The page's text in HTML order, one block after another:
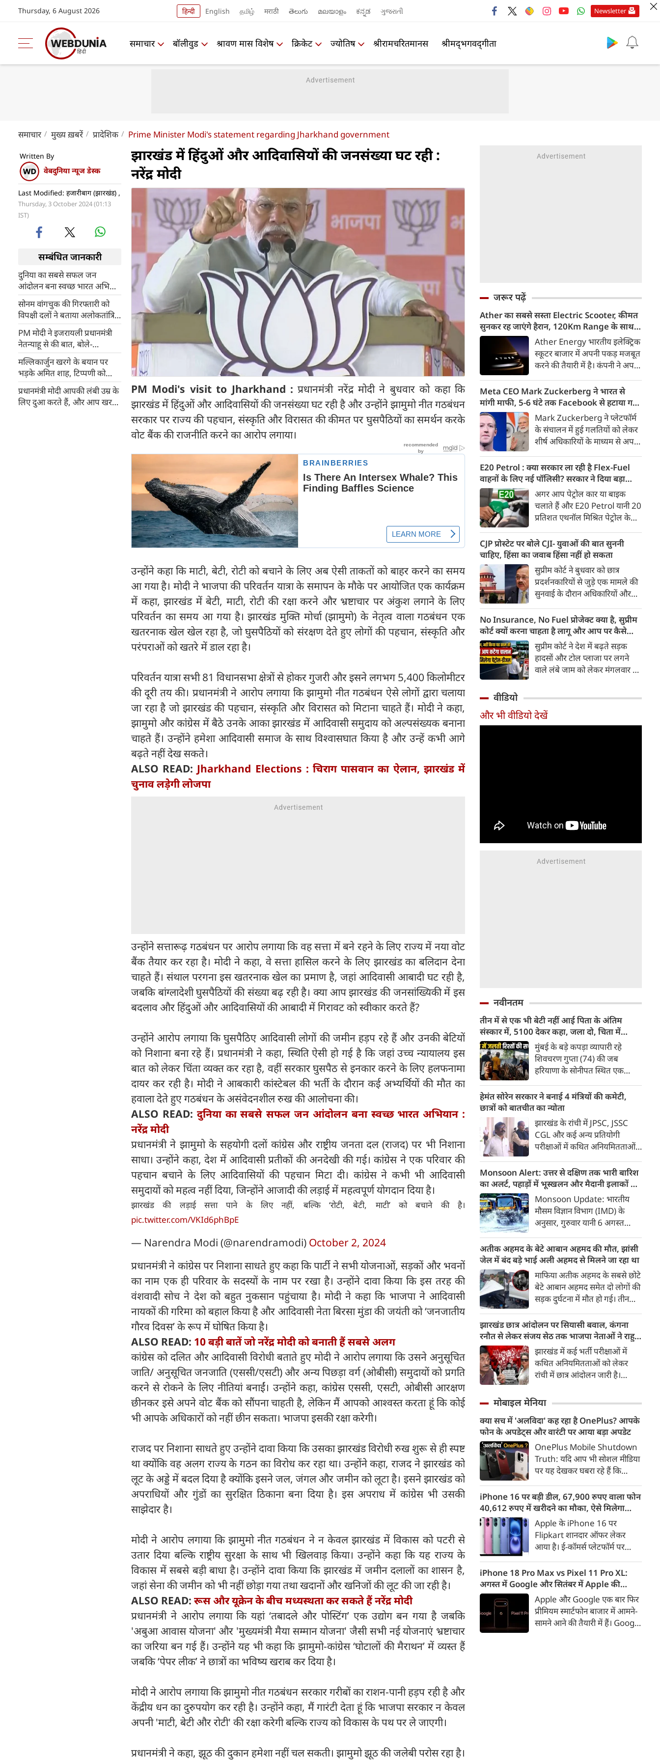
Thursday, 6 August 2026 हिन्दी English தமிழ் मराठी తెలుగు മലയാളം ಕನ್ನಡ ગુજરાતી Newsletter
समाचार बॉलीवुड श्रावण मास विशेष क्रिकेट ज्योतिष श्रीरामचरितमानस श्रीमद्‍भगवद्‍गीता
समाचार मुख्य ख़बरें प्रादेशिक Prime Minister Modi's statement regarding Jharkhand government
Written By
वेबदुनिया न्यूज डेस्क
Last Modified: हजारीबाग (झारखंड) ,
Thursday, 3 October 2024 (01:13
IST)
सम्बंधित जानकारी
दुनिया का सबसे सफल जन
आंदोलन बना स्वच्छ भारत अभियान
: नरेंद्र मोदी
सोनम वांगचुक की गिरफ्तारी को
विपक्षी दलों ने बताया अलोकतांत्रिक
व कायरतापूर्ण कार्रवाई
PM मोदी ने इजरायली प्रधानमंत्री
नेतन्याहू से की बात, बोले-
आतंकवाद का हमारी दुनिया में कोई
स्थान नहीं
मल्लिकार्जुन खरगे के बयान पर
भड़के अमित शाह, टिप्‍पणी को
बताया अत्यंत खराब और
अपमानजनक
प्रधानमंत्री मोदी आपकी लंबी उम्र के
लिए दुआ करते हैं, और आप खरगे
झारखंड में हिंदुओं और आदिवासियों की जनसंख्या घट रही :
नरेंद्र मोदी
PM Modi's visit to Jharkhand : प्रधानमंत्री नरेंद्र मोदी ने बुधवार को कहा कि
झारखंड में हिंदुओं और आदिवासियों की जनसंख्या घट रही है और उन्होंने झामुमो नीत गठबंधन
सरकार पर राज्य की पहचान, संस्कृति और विरासत की कीमत पर घुसपैठियों का समर्थन करके
वोट बैंक की राजनीति करने का आरोप लगाया।
उन्होंने कहा कि माटी, बेटी, रोटी को बचाने के लिए अब ऐसी ताकतों को बाहर करने का समय
आ गया है। मोदी ने भाजपा की परिवर्तन यात्रा के समापन के मौके पर आयोजित एक कार्यक्रम
में कहा, झारखंड में बेटी, माटी, रोटी की रक्षा करने और भ्रष्टाचार पर अंकुश लगाने के लिए
परिवर्तन का समय आ गया है। झारखंड मुक्ति मोर्चा (झामुमो) के नेतृत्व वाला गठबंधन एक
खतरनाक खेल खेल रहा है, जो घुसपैठियों को संरक्षण देते हुए लोगों की पहचान, संस्कृति और
परंपराओं को खतरे में डाल रहा है।
परिवर्तन यात्रा सभी 81 विधानसभा क्षेत्रों से होकर गुजरी और इसने लगभग 5,400 किलोमीटर
की दूरी तय की। प्रधानमंत्री ने आरोप लगाया कि झामुमो नीत गठबंधन ऐसे लोगों द्वारा चलाया
जा रहा है जो झारखंड की पहचान, संस्कृति और विरासत को मिटाना चाहते हैं। मोदी ने कहा,
झामुमो और कांग्रेस में बैठे उनके आका झारखंड में आदिवासी समुदाय को अल्पसंख्यक बनाना
चाहते हैं। उन्होंने हमेशा आदिवासी समाज के साथ विश्वासघात किया है और उन्हें कभी आगे
बढ़ते नहीं देख सकते।
ALSO READ: Jharkhand Elections : चिराग पासवान का ऐलान, झारखंड में
चुनाव लड़ेगी लोजपा
उन्होंने सत्तारूढ़ गठबंधन पर आरोप लगाया कि वह सत्ता में बने रहने के लिए राज्य में नया वोट
बैंक तैयार कर रहा है। मोदी ने कहा, वे सत्ता हासिल करने के लिए झारखंड का बलिदान देना
चाहते हैं। संथाल परगना इस खतरनाक खेल का प्रमाण है, जहां आदिवासी आबादी घट रही है,
जबकि बांग्लादेशी घुसपैठियों की संख्या बढ़ रही है। क्या आप झारखंड की जनसांख्यिकी में इस
बदलाव और हिंदुओं और आदिवासियों की आबादी में गिरावट को स्वीकार करते हैं?
उन्होंने आरोप लगाया कि घुसपैठिए आदिवासी लोगों की जमीन हड़प रहे हैं और उनकी बेटियों
को निशाना बना रहे हैं। प्रधानमंत्री ने कहा, स्थिति ऐसी हो गई है कि जहां उच्च न्यायालय इस
बात को लेकर चिंता व्यक्त कर रहा है, वहीं सरकार घुसपैठ से इनकार करने के लिए हलफनामा
दायर कर रही है। मोदी ने आबकारी कांस्टेबल की भर्ती के दौरान कई अभ्यर्थियों की मौत का
हवाला देते हुए गठबंधन के असंवेदनशील रुख की आलोचना की।
ALSO READ: दुनिया का सबसे सफल जन आंदोलन बना स्वच्छ भारत अभियान :
नरेंद्र मोदी
प्रधानमंत्री ने झामुमो के सहयोगी दलों कांग्रेस और राष्ट्रीय जनता दल (राजद) पर भी निशाना
साधा। उन्होंने कहा, देश में आदिवासी प्रतीकों की अनदेखी की गई। कांग्रेस ने एक परिवार की
पहचान बचाने के लिए आदिवासियों की पहचान मिटा दी। कांग्रेस ने कभी भी आदिवासी
समुदायों को महत्व नहीं दिया, जिन्होंने आजादी की लड़ाई में महत्वपूर्ण योगदान दिया है।
झारखंड की लड़ाई सत्ता पाने के लिए नहीं, बल्कि ‘रोटी, बेटी, माटी’ को बचाने की है।
pic.twitter.com/VKId6phBpE
— Narendra Modi (@narendramodi) October 2, 2024
प्रधानमंत्री ने कांग्रेस पर निशाना साधते हुए कहा कि पार्टी ने सभी योजनाओं, सड़कों और भवनों
का नाम एक ही परिवार के सदस्यों के नाम पर रखा है। उन्होंने दावा किया कि इस तरह की
वंशवादी सोच ने देश को बहुत नुकसान पहुंचाया है। मोदी ने कहा कि भाजपा ने आदिवासी
नायकों की गरिमा को बहाल किया है और आदिवासी नेता बिरसा मुंडा की जयंती को ‘जनजातीय
गौरव दिवस’ के रूप में घोषित किया है।
ALSO READ: 10 बड़ी बातें जो नरेंद्र मोदी को बनाती हैं सबसे अलग
कांग्रेस को दलित और आदिवासी विरोधी बताते हुए मोदी ने आरोप लगाया कि उसने अनुसूचित
जाति/ अनुसूचित जनजाति (एससी/एसटी) और अन्य पिछड़ा वर्ग (ओबीसी) समुदायों को प्रगति
करने से रोकने के लिए नीतियां बनाईं। उन्होंने कहा, कांग्रेस एससी, एसटी, ओबीसी आरक्षण
छीनकर इसे अपने वोट बैंक को सौंपना चाहती है, लेकिन मैं आपको आश्वस्त करता हूं कि कोई
भी आपके अधिकारों को नहीं छीन सकता। भाजपा इसकी रक्षा करेगी।
राजद पर निशाना साधते हुए उन्होंने दावा किया कि उसका झारखंड विरोधी रुख शुरू से ही स्पष्ट
था क्योंकि वह अलग राज्य के गठन का विरोध कर रहा था। उन्होंने कहा, राजद ने झारखंड को
लूट के अड्डे में बदल दिया है क्योंकि इसने जल, जंगल और जमीन को लूटा है। इसने झारखंड को
अपराधियों और गुंडों का सुरक्षित ठिकाना बना दिया है। इस अपराध में कांग्रेस भी उसकी
साझेदार है।
मोदी ने आरोप लगाया कि झामुमो नीत गठबंधन ने न केवल झारखंड में विकास को पटरी से
उतार दिया बल्कि राष्ट्रीय सुरक्षा के साथ भी खिलवाड़ किया। उन्होंने कहा कि यह राज्य के
विकास में सबसे बड़ी बाधा है। उन्होंने दावा किया कि झारखंड में जमीन दलालों का शासन है,
जहां सेना की जमीन को भी नहीं छोड़ा गया तथा खदानों और खनिजों की लूट की जा रही है।
ALSO READ: रूस और यूक्रेन के बीच मध्‍यस्थता कर सकते हैं नरेंद्र मोदी
प्रधानमंत्री ने आरोप लगाया कि यहां ‘तबादले और पोस्टिंग’ एक उद्योग बन गया है जबकि
'अबुआ आवास योजना' और 'मुख्यमंत्री मैया सम्मान योजना' जैसी सभी नई योजनाएं भ्रष्टाचार
का जरिया बन गई हैं। उन्होंने यह भी कहा कि झामुमो-कांग्रेस ‘घोटालों की मैराथन’ में व्यस्त हैं
जबकि ‘पेपर लीक’ ने छात्रों का भविष्य खराब कर दिया है।
मोदी ने आरोप लगाया कि झामुमो नीत गठबंधन सरकार गरीबों का राशन-पानी हड़प रही है और
केंद्रीय धन का दुरुपयोग कर रही है। उन्होंने कहा, मैं गारंटी देता हूं कि भाजपा सरकार न केवल
अपनी 'माटी, बेटी और रोटी' की रक्षा करेगी बल्कि राज्य को विकास के पथ पर ले जाएगी।
प्रधानमंत्री ने कहा, झूठ की दुकान हमेशा नहीं चल सकती। झामुमो झूठ की जलेबी परोस रहा है।
जरूर पढ़ें
Ather का सबसे सस्ता Electric Scooter, कीमत
सुनकर रह जाएंगे हैरान, 120Km Range के साथ
आएगा Konarc Ather Energy भारतीय इलेक्ट्रिक
स्कूटर बाजार में अपनी पकड़ मजबूत
करने की तैयारी में है। कंपनी ने अपने
इलेक्ट्रिक स्कूटर का पहला वीडियो
टीजर जारी कर दिया है। इस नए
इलेक्ट्रिक स्कूटर का नाम Ather
Konarc बताया गया है। कंपनी इसे
29 अगस्त 2026 को होने वाले
Ather Annual Community
Day के दौरान भारतीय बाजार में पेश
करेगी।
Meta CEO Mark Zuckerberg ने भारत से
मांगी माफी, 5-6 घंटे तक Facebook से हटाया गया
था PM Modi का वीडियोMark Zuckerberg ने प्लेटफॉर्म
के संचालन में हुई गलतियों को लेकर
शीर्ष अधिकारियों के माध्यम से अपनी
बैठक के दौरान Meta ने यह भी
स्वीकार किया कि कुछ खास तरह के
कंटेंट को ज्यादा लोगों तक पहुंचाने के
लिए बड़ी रकम का भुगतान किया
गया था। सूत्र के मुताबिक, Meta ने
गलती स्वीकार करते हुए माफी मांगी
और इस पर अफसोस जताया।
E20 Petrol : क्या सरकार ला रही है Flex-Fuel
वाहनों के लिए नई पॉलिसी? सरकार ने दिया बड़ा
अपडेट
अगर आप पेट्रोल कार या बाइक
चलाते हैं और E20 Petrol यानी 20
प्रतिशत एथनॉल मिश्रित पेट्रोल के
आपके लिए बड़ी खबर है। भारी
उद्योग मंत्रालय ने स्पष्ट किया है कि
20 प्रतिशत से अधिक एथनॉल
मिश्रित ईंधन पर चलने वाले Flex-
Fuel वाहनों को बढ़ावा देने के लिए
सरकार ने अलग से कोई राष्ट्रीय नीति
नहीं बनाई है। मंत्रालय ने यह भी स्पष्ट
किया कि Flex-Fuel और Electric
Vehicles को प्रोत्साहित करने को
लेकर उसने फिलहाल कोई अलग
अध्ययन नहीं कराया है।
CJP प्रोस्टेट पर बोले CJI- युवाओं की बात सुननी
चाहिए, हिंसा का जवाब हिंसा नहीं हो सकता
सुप्रीम कोर्ट ने बुधवार को छात्र
प्रदर्शनकारियों से जुड़े एक मामले की
सुनवाई के दौरान अधिकारियों और
दी। कोर्ट ने कहा कि युवा छात्रों के
विरोध प्रदर्शन के दौरान हिंसा रोकने के
लिए अगर हिंसक तरीके अपनाए गए,
तो इससे स्थिति और बिगड़ सकती है।
No Insurance, No Fuel प्रोजेक्ट क्या है, सुप्रीम
कोर्ट क्यों करना चाहता है लागू और आप पर कैसे
पड़ेगा असर
सुप्रीम कोर्ट ने देश में बढ़ते सड़क
हादसों और टोल प्लाजा पर लगने
वाले लंबे जाम को लेकर मंगलवार को
निर्देश दिया है। इसके तहत पारंपरिक
टोल प्लाजा की जगह Automatic
वीडियो
और भी वीडियो देखें
नवीनतम
तीन में से एक भी बेटी नहीं आई पिता के अंतिम
संस्‍कार में, 5100 देकर कहा, जला दो, चिता में
जलती रिश्‍तों की सच्‍चाईमुंबई के बड़े कपड़ा व्यापारी रहे
शिवचरण गुप्ता (74) की जब
हरियाणा के सोनीपत स्थित एक
बेटियों में से एक भी अंतिम वक्‍त में
उनके पास नहीं पहुंची, किसी ने दूर
रहने की बात कहकर तो किसी ने
फुरसत नहीं होने की बात कहकर टाल
दिया। हां इतना जरूर किया कि पिता
के अंतिम संस्‍कार के लिए 5100
रुपए ऑनलाइन भेज दिए और कहा
कि पिताजी को जला दो।
हेमंत सोरेन सरकार ने बनाई 4 मंत्रियों की कमेटी,
छात्रों को बातचीत का न्योता
झारखंड के रांची में JPSC, JSSC
CGL और कई अन्य प्रतियोगी
परीक्षाओं में कथित अनियमितताओं
जारी रखे हुए हैं। इस बीच राज्य की
हेमंत सोरेन सरकार ने छात्रों से चर्चा के
लिए 4 मंत्रियों की कमेटी बनाई है।
Monsoon Alert: उत्तर से दक्षिण तक भारी बारिश
का अलर्ट, पहाड़ों में भूस्खलन और मैदानी इलाकों में
बाढ़ का खतरा
Monsoon Update: भारतीय
मौसम विज्ञान विभाग (IMD) के
अनुसार, गुरुवार यानी 6 अगस्त
और चक्रवाती परिसंचरण
(Cyclonic Circulations) के
चलते मानसूनी गतिविधियां बेहद तीव्र
बनी रहेंगी।
अतीक अहमद के बेटे आबान अहमद की मौत, झांसी
जेल में बंद बड़े भाई अली अहमद से मिलने जा रहा था
माफिया अतीक अहमद के सबसे छोटे
बेटे आबान अहमद समेत दो लोगों की
सड़क दुर्घटना में मौत हो गई। तीन
हादसा बुधवार को झांसी के पूंछ थाना
क्षेत्र में हुआ।
झारखंड छात्र आंदोलन पर सियासी बवाल, कंगना
रनौत से लेकर संजय सेठ तक भाजपा नेताओं ने राहुल
गांधी से पूछा सवालझारखंड में कई भर्ती परीक्षाओं में
कथित अनियमितताओं को लेकर
रांची में छात्र आंदोलन जारी है।
सख्‍त रूख अपनाया और विधानसभा
कंगना रनौत से लेकर संजय सेठ तक
कई भाजपा नेताओं ने इस मामले में
राहुल गांधी पर निशाना साधा।
मोबाइल मेनिया
क्या सच में 'अलविदा' कह रहा है OnePlus? आपके
फोन के अपडेट्स और वारंटी पर आया बड़ा अपडेट
OnePlus Mobile Shutdown
Truth: यदि आप भी सोशल मीडिया
पर यह देखकर घबरा रहे हैं कि
तो थोड़ा ठहरिए! टेक वर्ल्ड में किसी
समय 'फ्लैगशिप किलर' के नाम से
मशहूर इस ब्रांड को लेकर इंटरनेट पर
लगातार कयासबाजी का दौर जारी है।
iPhone 16 पर बड़ी डील, 67,900 रुपए वाला फोन
40,612 रुपए में खरीदने का मौका, ऐसे मिलेगा
डिस्काउंट
Apple के iPhone 16 पर
Flipkart शानदार ऑफर लेकर
आया है। ई-कॉमर्स प्लेटफॉर्म पर
कीमत सीधे डिस्काउंट के बाद
67,900 रुपए हो गई है। वहीं, अगर
ग्राहक एक्सचेंज ऑफर और चुनिंदा
बैंक कार्ड के डिस्काउंट का फायदा
उठाते हैं, तो इस फोन को प्रभावी तौर
पर सिर्फ 40,612 रुप में खरीदा जा
iPhone 18 Pro Max vs Pixel 11 Pro XL:
अगस्त में Google और सितंबर में Apple की
टक्कर, जानें कौन होगा सबसे दमदार?
Apple और Google एक बार फिर
प्रीमियम स्मार्टफोन बाजार में आमने-
सामने आने की तैयारी में हैं। Google